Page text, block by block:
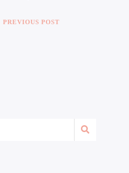
PREVIOUS POST